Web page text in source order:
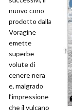
nuovo cono
prodotto dalla
Voragine
emette
superbe
volute di
cenere nera
e, malgrado
l’impressione
che il vulcano